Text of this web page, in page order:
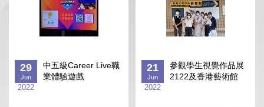
29
Jun
2022
中五級Career Live職
業體驗遊戲
21
Jun
2022
參觀學生視覺作品展
2122及香港藝術館